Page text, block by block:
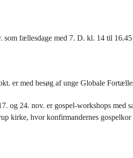
fællesdage med 7. D. kl. 14 til
er med besøg af unge Globale
og 24. nov. er gospel-workshops med
kirke, hvor konfirmandernes gospelkor